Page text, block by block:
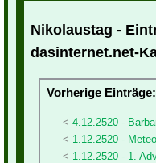
Nikolaustag -
dasinternet.net-
Vorherige Einträge:
4.12.2520 -
1.12.2520 -
1.12.2520 - 1.